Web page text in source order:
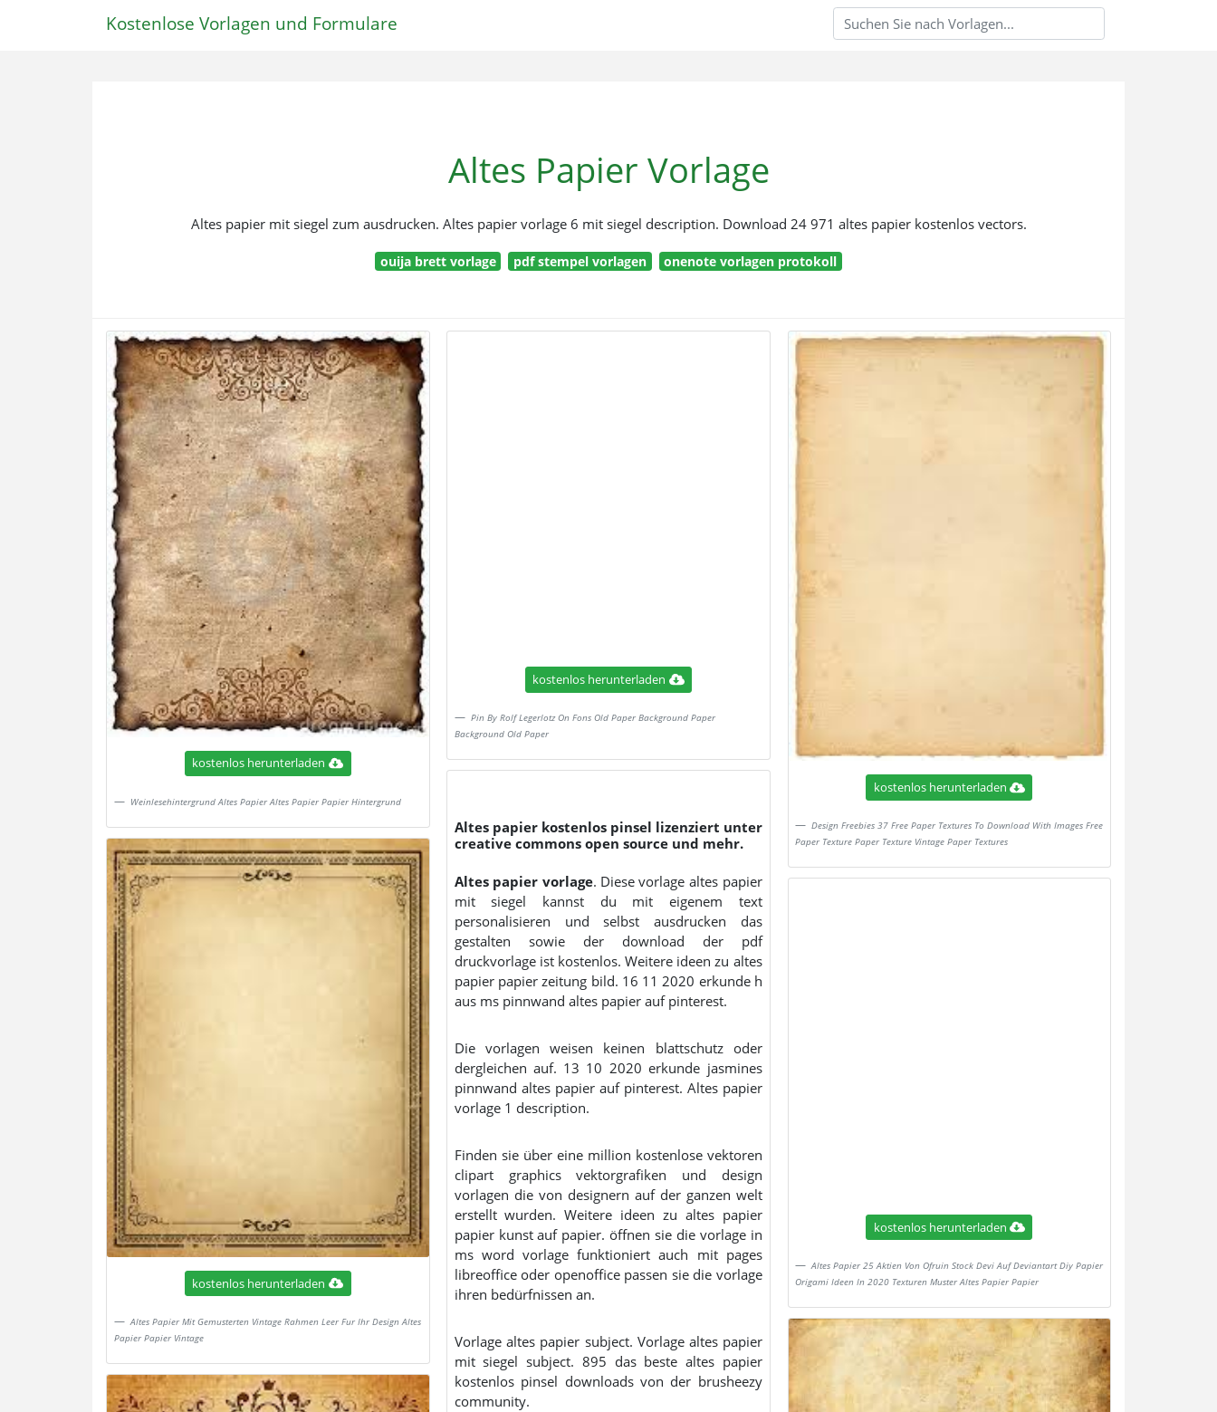
Kostenlose Vorlagen und Formulare
Altes Papier Vorlage
Altes papier mit siegel zum ausdrucken. Altes papier vorlage 6 mit siegel description. Download 24 971 altes papier kostenlos vectors.
ouija brett vorlage pdf stempel vorlagen onenote vorlagen protokoll
kostenlos herunterladen
Weinlesehintergrund Altes Papier Altes Papier Papier Hintergrund
kostenlos herunterladen
Altes Papier Mit Gemusterten Vintage Rahmen Leer Fur Ihr Design Altes
Papier Papier Vintage
kostenlos herunterladen
Pin By Rolf Legerlotz On Fons Old Paper Background Paper
Background Old Paper
Altes papier kostenlos pinsel lizenziert unter
creative commons open source und mehr.
Altes papier vorlage. Diese vorlage altes papier
mit siegel kannst du mit eigenem text
personalisieren und selbst ausdrucken das
gestalten sowie der download der pdf
druckvorlage ist kostenlos. Weitere ideen zu altes
papier papier zeitung bild. 16 11 2020 erkunde h
aus ms pinnwand altes papier auf pinterest.
Die vorlagen weisen keinen blattschutz oder
dergleichen auf. 13 10 2020 erkunde jasmines
pinnwand altes papier auf pinterest. Altes papier
vorlage 1 description.
Finden sie über eine million kostenlose vektoren
clipart graphics vektorgrafiken und design
vorlagen die von designern auf der ganzen welt
erstellt wurden. Weitere ideen zu altes papier
papier kunst auf papier. öffnen sie die vorlage in
ms word vorlage funktioniert auch mit pages
libreoffice oder openoffice passen sie die vorlage
ihren bedürfnissen an.
Vorlage altes papier subject. Vorlage altes papier
mit siegel subject. 895 das beste altes papier
kostenlos pinsel downloads von der brusheezy
community.
kostenlos herunterladen
Design Freebies 37 Free Paper Textures To Download With Images Free
Paper Texture Paper Texture Vintage Paper Textures
kostenlos herunterladen
Altes Papier 25 Aktien Von Ofruin Stock Devi Auf Deviantart Diy Papier
Origami Ideen In 2020 Texturen Muster Altes Papier Papier